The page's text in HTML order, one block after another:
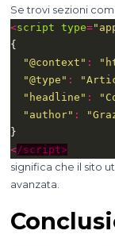
Se trovi sezioni
<script type=
"@context" :
"@type" :
"headline" :
"author" :
</script>
significa che il sito
avanzata.